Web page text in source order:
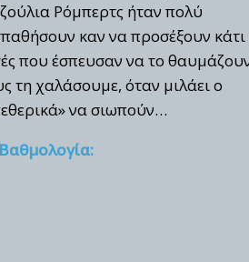
Ρόμπερτς ήταν πολύ
καν να προσέξουν κάτι
που έσπευσαν να το
τη χαλάσουμε, όταν μιλάει ο
να σιωπούν…
Βαθμολογία: